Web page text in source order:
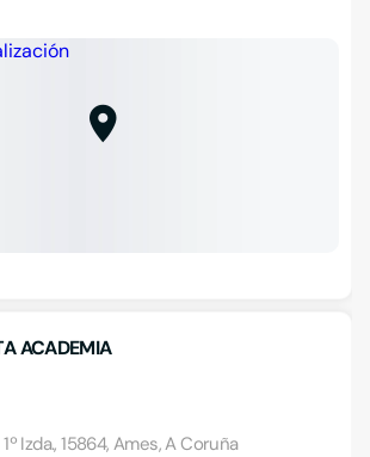
ACADEMIA
Izda., 15864, Ames, A Coruña